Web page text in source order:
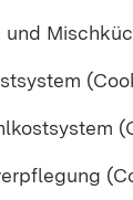
und